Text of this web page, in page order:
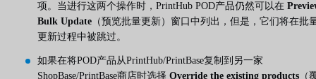
项。当进行这两个操作时，PrintHub POD产品仍然可以在
Bulk Update （预览批量更新）窗口中列出，但是，它们将在批
更新过程中被跳过。
如果在将POD产品从PrintHub/PrintBase复制到另一家
ShopBase/PrintBase商店时选择 Override the existing products （